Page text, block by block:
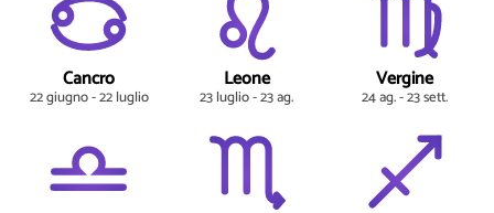
Cancro
22 giugno - 22 luglio
Leone
23 luglio - 23 ag.
Vergine
24 ag. - 23 sett.